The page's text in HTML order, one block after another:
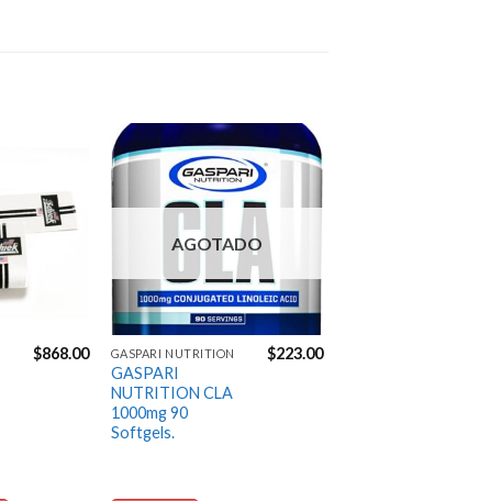
recomendable y
confiable.
Excelente servicio!
Gustavo Manrique
6 years ago
Envíos
muy rápidos excelentes
precios y atencion
Next Reviews
a la
Lista de
deseos
$868.00
Agregar
Lista de
deseos
AGOTADO
GASPARI NUTRITION
GASPARI
NUTRITION CLA
1000mg 90
Softgels.
$223.00